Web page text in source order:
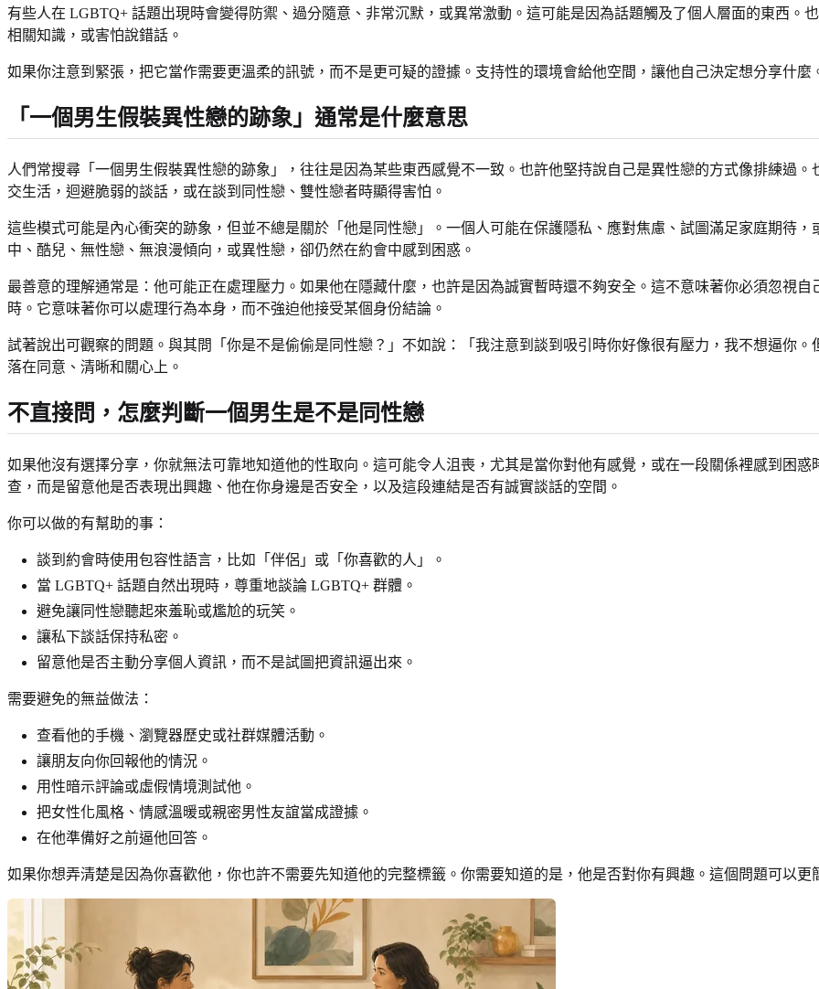
有些人在 LGBTQ+ 話題出現時會變得防禦、過分隨意、非常沉默，或異常激動。這可能是因為話題觸及了個人層面的東西。
相關知識，或害怕說錯話。
如果你注意到緊張，把它當作需要更溫柔的訊號，而不是更可疑的證據。支持性的環境會給他空間，讓他自己決定想分享什麼
「一個男生假裝異性戀的跡象」通常是什麼意思
人們常搜尋「一個男生假裝異性戀的跡象」，往往是因為某些東西感覺不一致。也許他堅持說自己是異性戀的方式像排練過
交生活，迴避脆弱的談話，或在談到同性戀、雙性戀者時顯得害怕。
這些模式可能是內心衝突的跡象，但並不總是關於「他是同性戀」。一個人可能在保護隱私、應對焦慮、試圖滿足家庭期待
中、酷兒、無性戀、無浪漫傾向，或異性戀，卻仍然在約會中感到困惑。
最善意的理解通常是：他可能正在處理壓力。如果他在隱藏什麼，也許是因為誠實暫時還不夠安全。這不意味著你必須忽視
時。它意味著你可以處理行為本身，而不強迫他接受某個身份結論。
試著說出可觀察的問題。與其問「你是不是偷偷是同性戀？」不如說：「我注意到談到吸引時你好像很有壓力，我不想逼你
落在同意、清晰和關心上。
不直接問，怎麼判斷一個男生是不是同性戀
如果他沒有選擇分享，你就無法可靠地知道他的性取向。這可能令人沮喪，尤其是當你對他有感覺，或在一段關係裡感到困
查，而是留意他是否表現出興趣、他在你身邊是否安全，以及這段連結是否有誠實談話的空間。
你可以做的有幫助的事：
談到約會時使用包容性語言，比如「伴侶」或「你喜歡的人」。
當 LGBTQ+ 話題自然出現時，尊重地談論 LGBTQ+ 群體。
避免讓同性戀聽起來羞恥或尷尬的玩笑。
讓私下談話保持私密。
留意他是否主動分享個人資訊，而不是試圖把資訊逼出來。
需要避免的無益做法：
查看他的手機、瀏覽器歷史或社群媒體活動。
讓朋友向你回報他的情況。
用性暗示評論或虛假情境測試他。
把女性化風格、情感溫暖或親密男性友誼當成證據。
在他準備好之前逼他回答。
如果你想弄清楚是因為你喜歡他，你也許不需要先知道他的完整標籤。你需要知道的是，他是否對你有興趣。這個問題可以更